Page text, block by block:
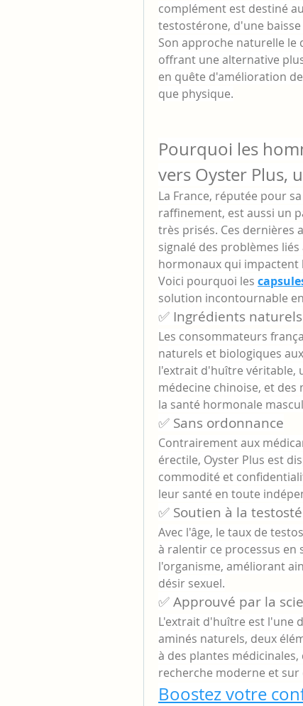
complément est destiné
testostérone, d'une
Son approche naturelle
offrant une alternative
en quête d'amélioration
que physique.
Pourquoi les
vers Oyster Plus,
La France, réputée pour
raffinement, est aussi un
très prisés. Ces dernières
signalé des problèmes
hormonaux qui impactent
Voici pourquoi les
solution incontournable en
✅ Ingrédients naturels
Les consommateurs
naturels et biologiques
l'extrait d'huître véritable,
médecine chinoise, et des
la santé hormonale
✅ Sans ordonnance
Contrairement aux
érectile, Oyster Plus est
commodité et
leur santé en toute
✅ Soutien à la
Avec l'âge, le taux de
à ralentir ce processus
l'organisme, améliorant
désir sexuel.
✅ Approuvé par la
L'extrait d'huître est l'une
aminés naturels, deux
à des plantes
recherche moderne et sur
Boostez votre